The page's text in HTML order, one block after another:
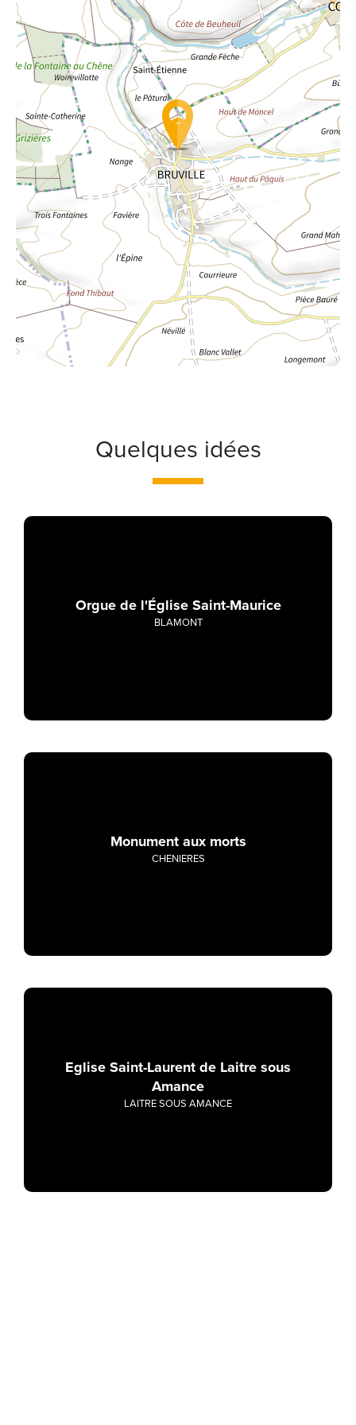
Quelques idées
Orgue de l'Église Saint-Maurice
BLAMONT
Monument aux morts
CHENIERES
Eglise Saint-Laurent de Laitre sous
Amance
LAITRE SOUS AMANCE